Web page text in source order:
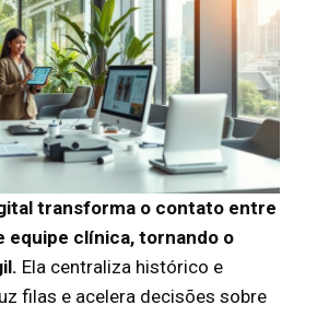
transforma o contato entre
equipe clínica, tornando o
Ela centraliza histórico e
filas e acelera decisões sobre